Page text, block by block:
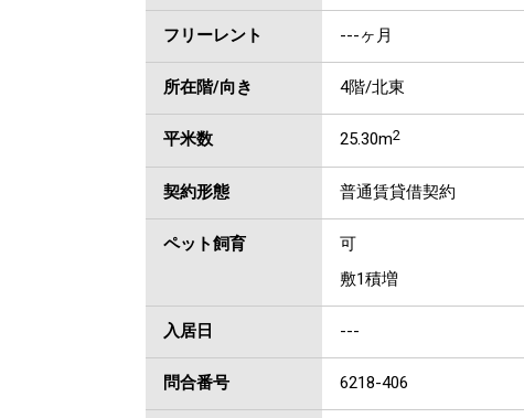
フリーレント ---ヶ月
所在階/向き 4階/北東
平米数 25.30m2
契約形態 普通賃貸借契約
ペット飼育
可
敷1積増
入居日 ---
問合番号 6218-406